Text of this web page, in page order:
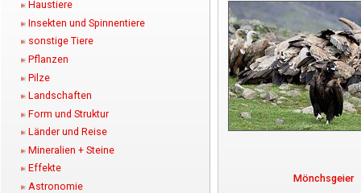
Haustiere
Insekten und Spinnentiere
sonstige Tiere
Pflanzen
Pilze
Landschaften
Form und Struktur
Länder und Reise
Mineralien + Steine
Effekte
Astronomie
Mönchsgeier